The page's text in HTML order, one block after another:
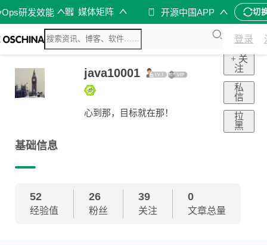
研发效能 媒体矩阵 开源中国APP 切
登录
java10001
心到那，目标就在那！
+ 关
注
私
信
拉
黑
基础信息
52
经验值
26
粉丝
39
关注
0
文章总量